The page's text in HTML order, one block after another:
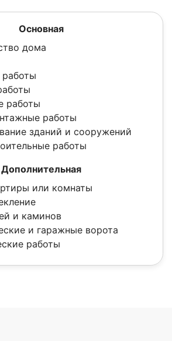
Основная
дома
работы
работы
зданий и сооружений
работы
Дополнительная
или комнаты
и каминов
и гаражные ворота
работы